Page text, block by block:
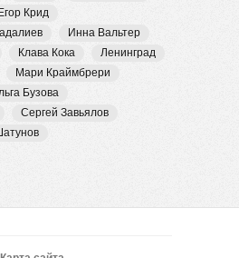
Егор Крид
Инна Вальтер
Клава Кока
Ленинград
Мари Краймбрери
Бузова
Сергей Завьялов